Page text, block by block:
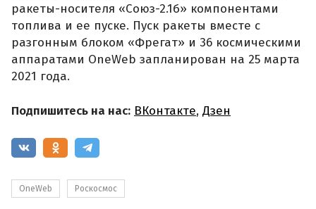
ракеты-носителя «Союз-2.1б» компонентами
топлива и ее пуске. Пуск ракеты вместе с
разгонным блоком «Фрегат» и 36 космическими
аппаратами OneWeb запланирован на 25 марта
2021 года.
Подпишитесь на нас: ВКонтакте, Дзен
OneWeb Роскосмос